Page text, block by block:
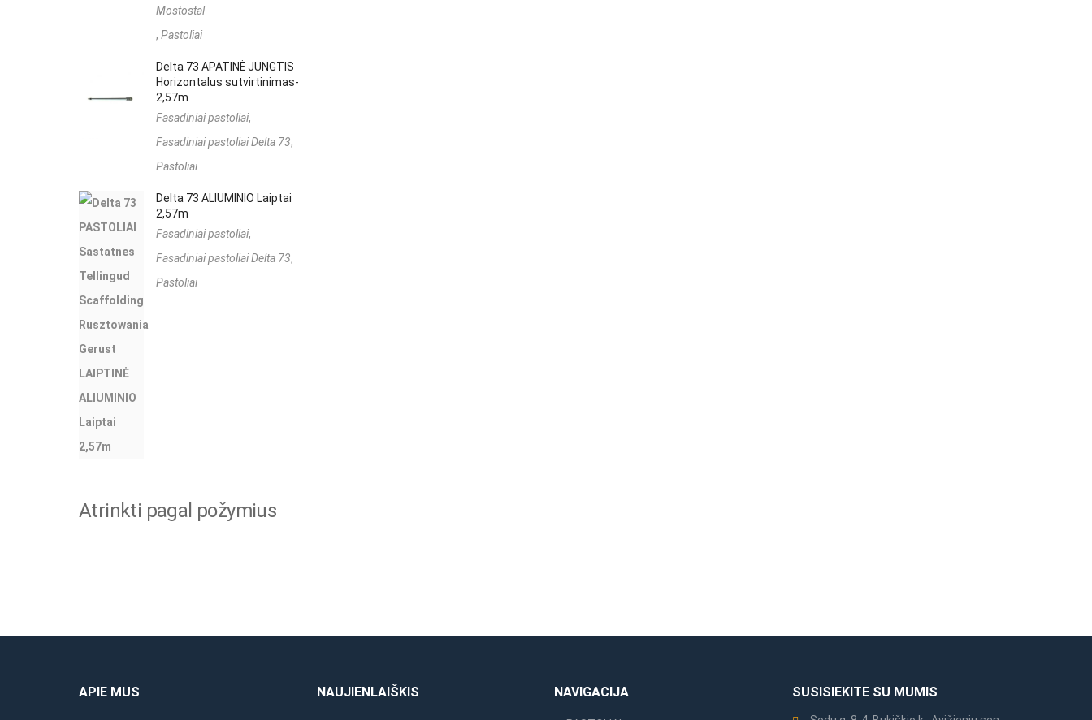
Mostostal
, Pastoliai
Delta 73 APATINĖ JUNGTIS
Horizontalus sutvirtinimas-
2,57m
Fasadiniai pastoliai,
Fasadiniai pastoliai Delta 73,
Pastoliai
Delta 73 ALIUMINIO Laiptai
2,57m
Fasadiniai pastoliai,
Fasadiniai pastoliai Delta 73,
Pastoliai
Atrinkti pagal požymius
APIE MUS NAUJIENLAIŠKIS NAVIGACIJA SUSISIEKITE SU MUMIS